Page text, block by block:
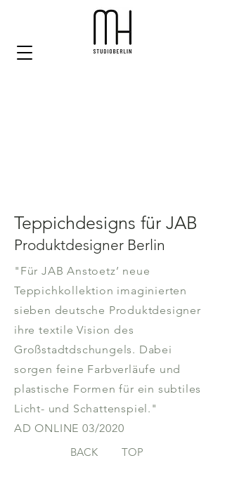
Teppichdesigns für JAB
Produktdesigner Berlin
"Für JAB Anstoetz’ neue
Teppichkollektion imaginierten
sieben deutsche Produktdesigner
ihre textile Vision des
Großstadtdschungels. Dabei
sorgen feine Farbverläufe und
plastische Formen für ein subtiles
Licht- und Schattenspiel."
AD ONLINE 03/2020
BACK
TOP